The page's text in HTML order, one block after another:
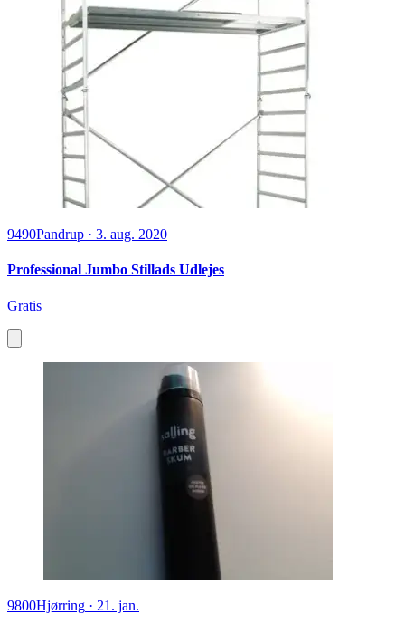
9490Pandrup · 3. aug. 2020
Professional Jumbo Stillads Udlejes
Gratis
9800Hjørring · 21. jan.